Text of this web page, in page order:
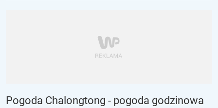
Pogoda Chalongtong - pogoda godzinowa